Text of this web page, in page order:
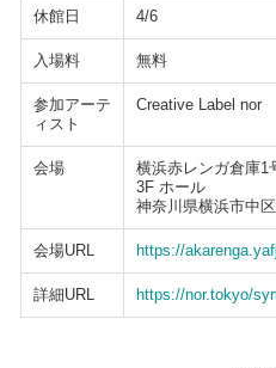
休館日 4/6
入場料 無料
参加アーテ
ィスト
Creative Label nor
会場
横浜赤レンガ倉庫1
3F ホール
神奈川県横浜市中
会場URL https://
詳細URL https://nor.tokyo/